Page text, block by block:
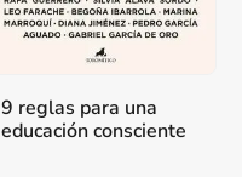
9 reglas para una
educación consciente